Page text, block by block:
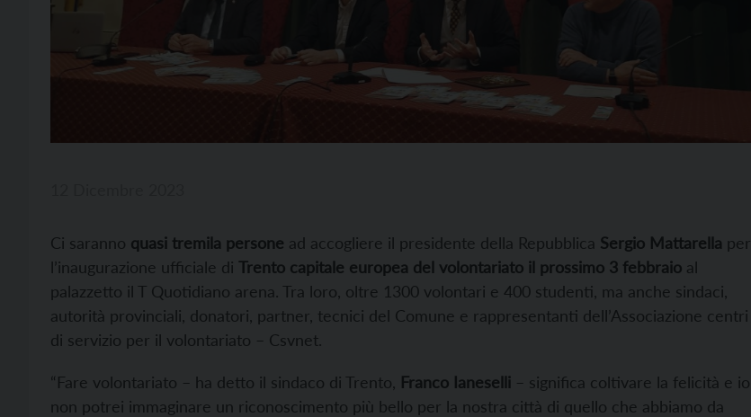
Ci saranno quasi tremila persone ad accogliere il presidente della Repubblica Sergio Mattarella per
l’inaugurazione ufficiale di Trento capitale europea del volontariato il prossimo 3 febbraio al
palazzetto il T Quotidiano arena. Tra loro, oltre 1300 volontari e 400 studenti, ma anche sindaci,
autorità provinciali, donatori, partner, tecnici del Comune e rappresentanti dell’Associazione centri
di servizio per il volontariato – Csvnet.
“Fare volontariato – ha detto il sindaco di Trento, Franco Ianeselli – significa coltivare la felicità e io
non potrei immaginare un riconoscimento più bello per la nostra città di quello che abbiamo da